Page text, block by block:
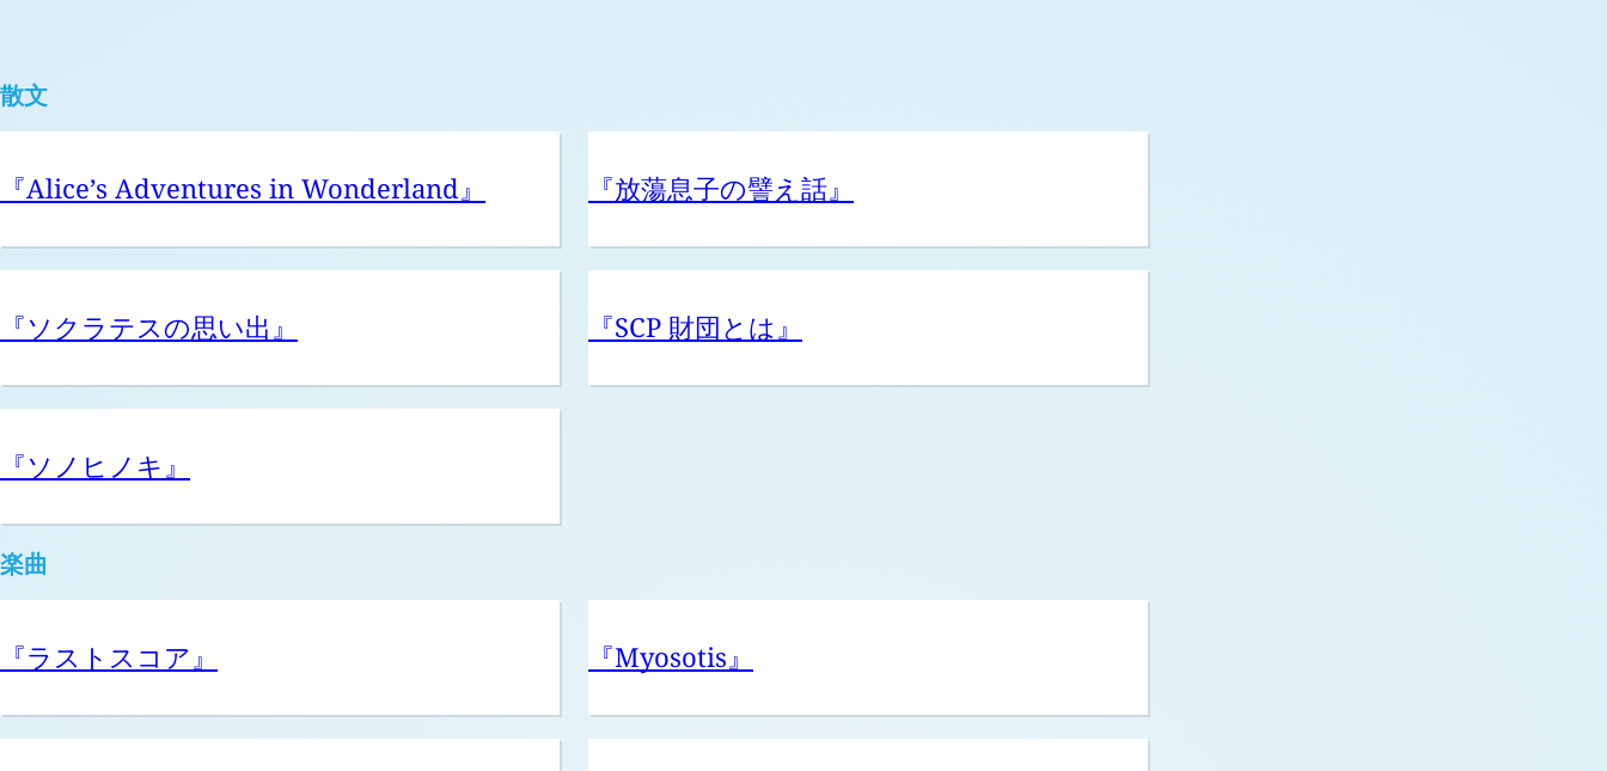
散文
『Alice’s Adventures in Wonderland』 『放蕩息子の譬え話』
『ソクラテスの思い出』 『SCP 財団とは』
『ソノヒノキ』
楽曲
『ラストスコア』 『Myosotis』